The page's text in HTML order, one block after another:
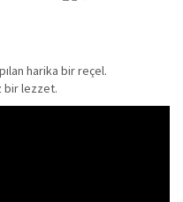
harika bir reçel.
bir lezzet.